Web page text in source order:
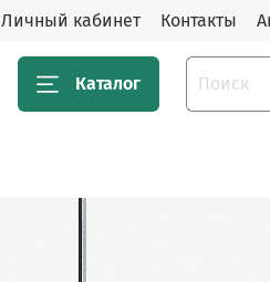
Личный кабинет Контакты
Каталог